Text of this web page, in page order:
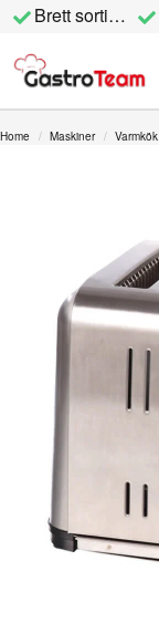
Brett sortiment
Home Maskiner Varmkök